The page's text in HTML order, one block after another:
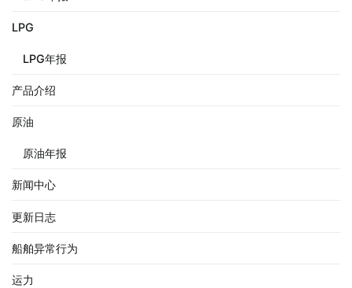
LPG
LPG年报
产品介绍
原油
原油年报
新闻中心
更新日志
船舶异常行为
运力